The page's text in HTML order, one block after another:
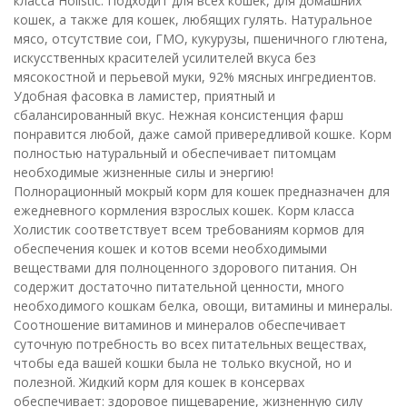
кошек, а также для кошек, любящих гулять. Натуральное
мясо, отсутствие сои, ГМО, кукурузы, пшеничного глютена,
искусственных красителей усилителей вкуса без
мясокостной и перьевой муки, 92% мясных ингредиентов.
Удобная фасовка в ламистер, приятный и
сбалансированный вкус. Нежная консистенция фарш
понравится любой, даже самой привередливой кошке. Корм
полностью натуральный и обеспечивает питомцам
необходимые жизненные силы и энергию!
Полнорационный мокрый корм для кошек предназначен для
ежедневного кормления взрослых кошек. Корм класса
Холистик соответствует всем требованиям кормов для
обеспечения кошек и котов всеми необходимыми
веществами для полноценного здорового питания. Он
содержит достаточно питательной ценности, много
необходимого кошкам белка, овощи, витамины и минералы.
Соотношение витаминов и минералов обеспечивает
суточную потребность во всех питательных веществах,
чтобы еда вашей кошки была не только вкусной, но и
полезной. Жидкий корм для кошек в консервах
обеспечивает: здоровое пищеварение, жизненную силу